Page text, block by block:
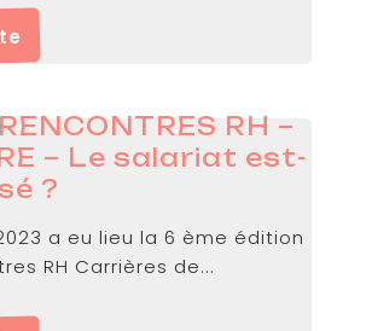
RH –
– Le salariat est-
?
a eu lieu la 6 ème édition
RH Carrières de...